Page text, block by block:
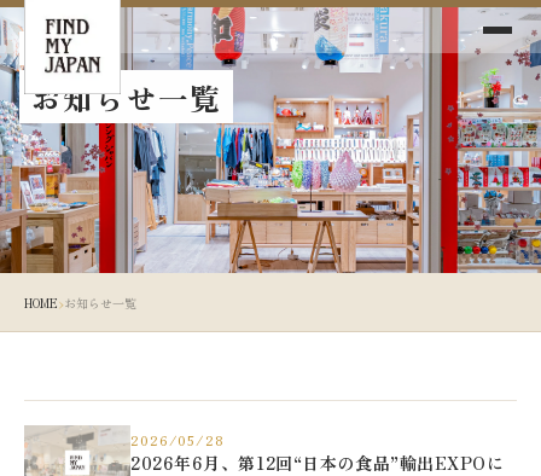
News
お知らせ一覧
HOME›お知らせ一覧
2026/05/28
2026年6月、第12回“日本の食品”輸出EXPOに